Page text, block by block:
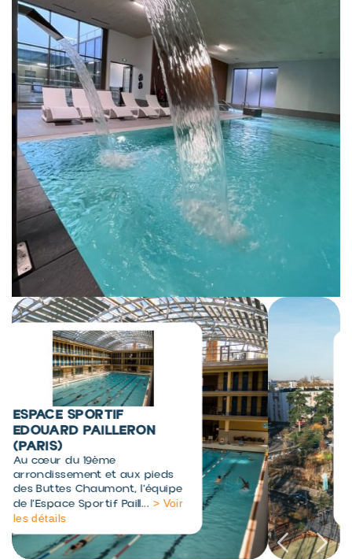
CENTRE AQUALUDIQUE L'O
(ORLÉANS)
Le centre aqualudique L’O
convient aux familles comme
aux sportifs. La piscine est
située au centre...
> Voir les
détails